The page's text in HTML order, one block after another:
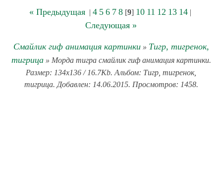
« Предыдущая| 4 5 6 7 8[9] 10 11 12 13 14|
Следующая »
Смайлик гиф анимация картинки» Тигр, тигренок,
тигрица» Морда тигра смайлик гиф анимация картинки.
Размер: 134x136 / 16.7Kb. Альбом: Тигр, тигренок,
тигрица. Добавлен: 14.06.2015. Просмотров: 1458.